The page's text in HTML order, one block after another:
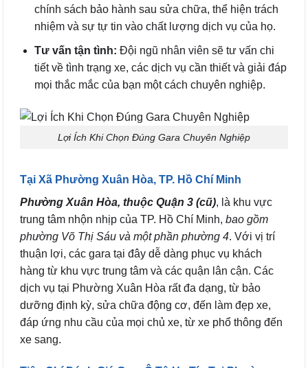
chính sách bảo hành sau sửa chữa, thể hiện trách
nhiệm và sự tự tin vào chất lượng dịch vụ của họ.
Tư vấn tận tình: Đội ngũ nhân viên sẽ tư vấn chi
tiết về tình trạng xe, các dịch vụ cần thiết và giải đáp
mọi thắc mắc của bạn một cách chuyên nghiệp.
Lợi Ích Khi Chọn Đúng Gara Chuyên Nghiệp
Tại Xã Phường Xuân Hòa, TP. Hồ Chí Minh
Phường Xuân Hòa, thuộc Quận 3 (cũ), là khu vực
trung tâm nhộn nhịp của TP. Hồ Chí Minh, bao gồm
phường Võ Thị Sáu và một phần phường 4. Với vị trí
thuận lợi, các gara tại đây dễ dàng phục vụ khách
hàng từ khu vực trung tâm và các quận lân cận. Các
dịch vụ tại Phường Xuân Hòa rất đa dạng, từ bảo
dưỡng định kỳ, sửa chữa động cơ, đến làm đẹp xe,
đáp ứng nhu cầu của mọi chủ xe, từ xe phổ thông đến
xe sang.